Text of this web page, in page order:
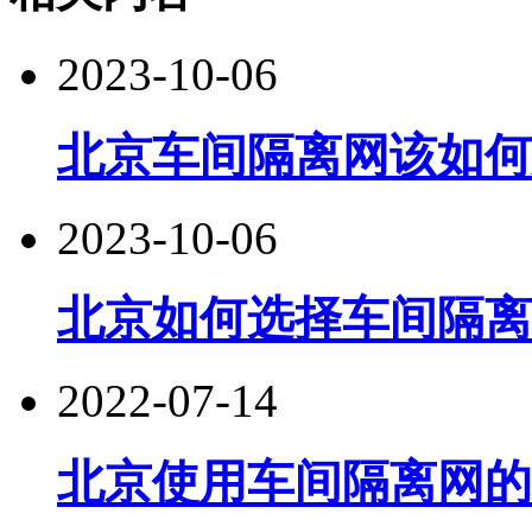
2023-10-06
北京车间隔离网该如
2023-10-06
北京如何选择车间隔
2022-07-14
北京使用车间隔离网​